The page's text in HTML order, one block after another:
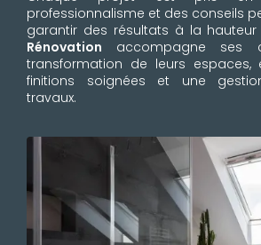
professionnalisme et des conseils
garantir des résultats à la hauteur
Rénovation accompagne ses
transformation de leurs espaces,
finitions soignées et une
travaux.